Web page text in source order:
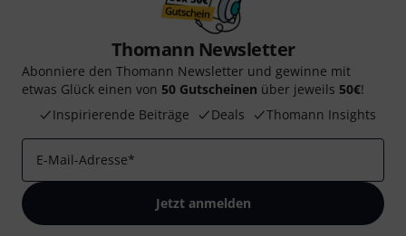
Thomann Newsletter
Abonniere den Thomann Newsletter und gewinne mit
etwas Glück einen von 50 Gutscheinen über jeweils 50€!
Inspirierende Beiträge
Deals Thomann Insights
E-Mail-Adresse*
Jetzt anmelden